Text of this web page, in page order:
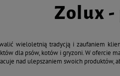
Zolux
wieloletnią tradycją i zaufaniem
dla psów, kotów i gryzoni. W ofercie
nad ulepszaniem swoich produktów,